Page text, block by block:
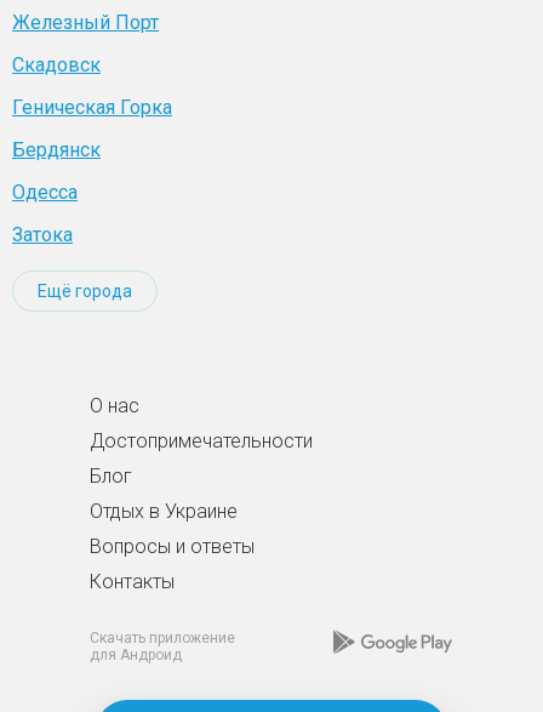
Железный Порт
Скадовск
Геническая Горка
Бердянск
Одесса
Затока
Ещё города
О нас
Достопримечательности
Блог
Отдых в Украине
Вопросы и ответы
Контакты
Скачать приложение
для Андроид